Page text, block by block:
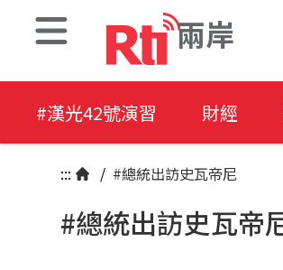
兩岸
#漢光42號演習 財經
::: / #總統出訪史瓦帝尼
#總統出訪史瓦帝